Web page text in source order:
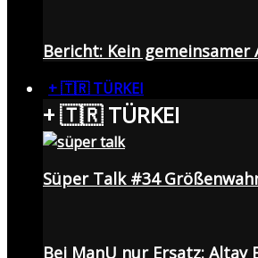
Bericht: Kein
+ 🇹🇷 TÜRKEI
+ 🇹🇷 TÜRKEI
Süper Talk #34
Bei ManU nur Ersatz: Altay